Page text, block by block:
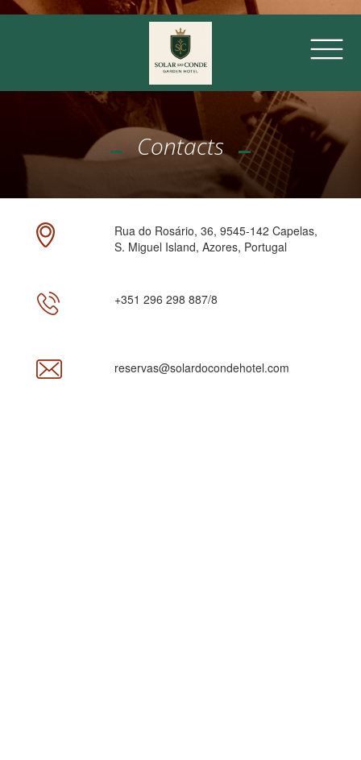
Contacts
Rua do Rosário, 36, 9545-142 Capelas,
S. Miguel Island, Azores, Portugal
+351 296 298 887/8
reservas@solardocondehotel.com